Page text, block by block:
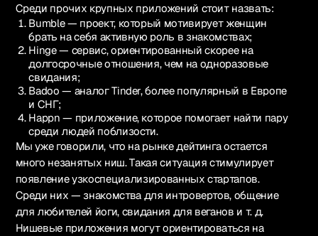
Среди прочих крупных приложений стоит назвать:
Bumble — проект, который мотивирует женщин
брать на себя активную роль в знакомствах;
Hinge — сервис, ориентированный скорее на
долгосрочные отношения, чем на одноразовые
свидания;
Badoo — аналог Tinder, более популярный в Европе
и СНГ;
Happn — приложение, которое помогает найти пару
среди людей поблизости.
Мы уже говорили, что на рынке дейтинга остается
много незанятых ниш. Такая ситуация стимулирует
появление узкоспециализированных стартапов.
Среди них — знакомства для интровертов, общение
для любителей йоги, свидания для веганов и т. д.
Нишевые приложения могут ориентироваться на